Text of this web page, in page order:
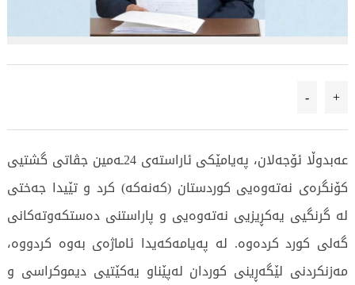
+
-
عەبدوڵا ئۆجەلان، پەیامێکی ئاراستەی 24ـەمین جڤاتی گشتیی
کۆنگرەی نەتەوەیی کوردستان (کەنەکە) کرد و تێیدا جەختی
لە گرنگیی یەکڕیزیی نەتەوەیی و پاراستنی دەستکەوتەکانی
گەلی کورد کردەوە. لە پەیامەکەیدا ئاماژەی بەوە کردووە،
مەزنکردنی لێگەڕینی کوردان لەپێناو یەکێتیی دیموکراسی و